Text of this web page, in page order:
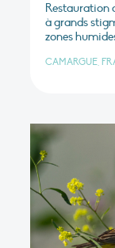
Restauration
à grands
zones
CAMARGUE,